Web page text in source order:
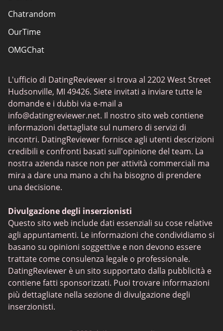
App di incontri Elite
Incontri classici
I migliori siti di incontri
Chatrandom
OurTime
OMGChat
Fruzo
Chat Avenue
TenderMeets
Chatspin
Tinder
Lovoo
Ukraine Date
FabSwingers
L'ufficio di DatingReviewer si trova al 2202 West Street
Hudsonville, MI 49426. Siete invitati a inviare tutte le
domande e i dubbi via e-mail a
info@datingreviewer.net. Il nostro sito web contiene
informazioni dettagliate sul numero di servizi di
incontri. DatingReviewer fornisce agli utenti descrizioni
credibili e confronti basati sull'opinione del team. La
nostra azienda nasce non per attività commerciali ma
mira a dare una mano a chi ha bisogno di prendere
una decisione.
Divulgazione degli inserzionisti
Questo sito web include dati essenziali su cose relative
agli appuntamenti. Le informazioni che condividiamo si
basano su opinioni soggettive e non devono essere
trattate come consulenza legale o professionale.
DatingReviewer è un sito supportato dalla pubblicità e
contiene fatti sponsorizzati. Puoi trovare informazioni
più dettagliate nella sezione di divulgazione degli
inserzionisti.